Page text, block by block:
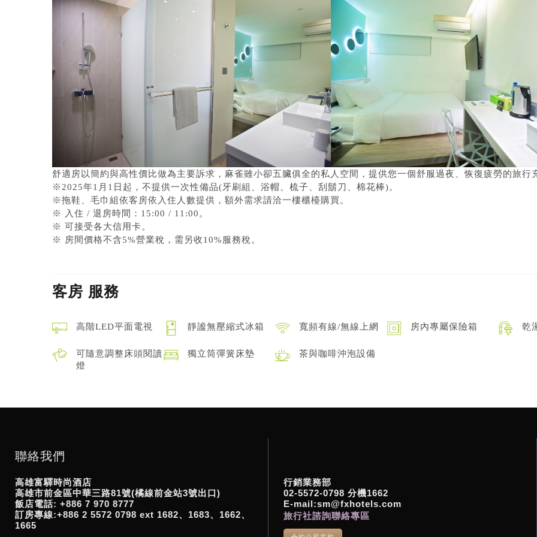
舒適房以簡約與高性價比做為主要訴求，麻雀雖小卻五臟俱全的私人空間，提供您一個舒服過夜、恢復疲勞的旅行
※2025年1月1日起，不提供一次性備品(牙刷組、浴帽、梳子、刮鬍刀、棉花棒)。
※拖鞋、毛巾組依客房依入住人數提供，額外需求請洽一樓櫃檯購買。
※ 入住 / 退房時間：15:00 / 11:00。
※ 可接受各大信用卡。
※ 房間價格不含5%營業稅，需另收10%服務稅。
客房 服務
高階LED平面電視 靜謐無壓縮式冰箱 寬頻有線/無線上網 房內專屬保險箱 乾
可隨意調整床頭閱讀
燈
獨立筒彈簧床墊 茶與咖啡沖泡設備
聯絡我們
高雄富驛時尚酒店
高雄市前金區中華三路81號(橘線前金站3號出口)
飯店電話: +886 7 970 8777
訂房專線:+886 2 5572 0798 ext 1682、1683、1662、
1665
行銷業務部
02-5572-0798 分機1662
E-mail:sm@fxhotels.com
旅行社諮詢聯絡專區